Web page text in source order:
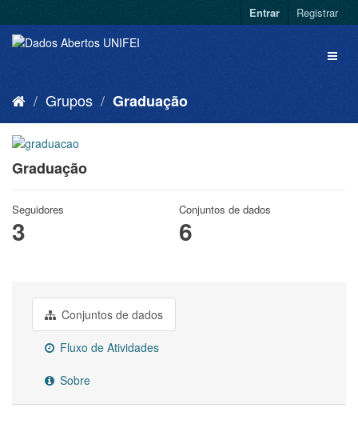
Entrar Registrar
Grupos Graduação
Graduação
Seguidores
3
Conjuntos de dados
6
Conjuntos de dados
Fluxo de Atividades
Sobre